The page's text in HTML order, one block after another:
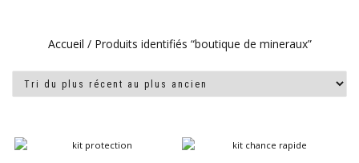
Accueil / Produits identifiés “boutique de mineraux”